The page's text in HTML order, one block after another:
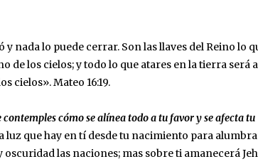
nada lo puede cerrar. Son las llaves del Reino lo
de los cielos; y todo lo que atares en la tierra será
cielos». Mateo‬ ‭16:19‬.
cómo se alínea todo a tu favor y se afecta tu
luz que hay en tí desde tu nacimiento para
las naciones; mas sobre ti amanecerá